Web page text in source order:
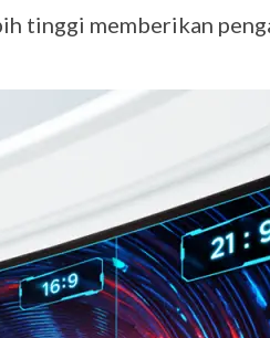
tinggi memberikan